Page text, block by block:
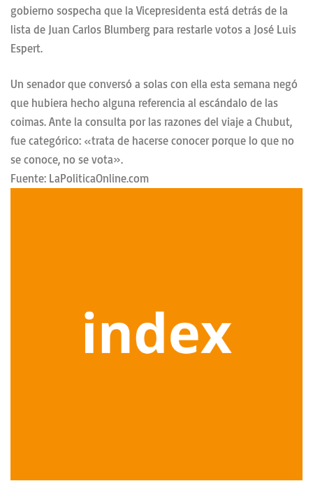
gobierno sospecha que la Vicepresidenta está detrás de la
lista de Juan Carlos Blumberg para restarle votos a José Luis
Espert.
Un senador que conversó a solas con ella esta semana negó
que hubiera hecho alguna referencia al escándalo de las
coimas. Ante la consulta por las razones del viaje a Chubut,
fue categórico: «trata de hacerse conocer porque lo que no
se conoce, no se vota».
Fuente: LaPoliticaOnline.com